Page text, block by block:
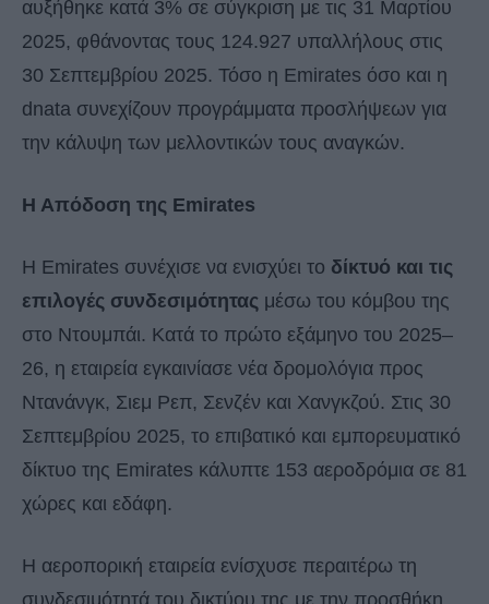
αυξήθηκε κατά 3% σε σύγκριση με τις 31 Μαρτίου
2025, φθάνοντας τους 124.927 υπαλλήλους στις
30 Σεπτεμβρίου 2025. Τόσο η Emirates όσο και η
dnata συνεχίζουν προγράμματα προσλήψεων για
την κάλυψη των μελλοντικών τους αναγκών.
Η Απόδοση της Emirates
Η Emirates συνέχισε να ενισχύει το δίκτυό και τις
επιλογές συνδεσιμότητας μέσω του κόμβου της
στο Ντουμπάι. Κατά το πρώτο εξάμηνο του 2025–
26, η εταιρεία εγκαινίασε νέα δρομολόγια προς
Ντανάνγκ, Σιεμ Ρεπ, Σενζέν και Χανγκζού. Στις 30
Σεπτεμβρίου 2025, το επιβατικό και εμπορευματικό
δίκτυο της Emirates κάλυπτε 153 αεροδρόμια σε 81
χώρες και εδάφη.
Η αεροπορική εταιρεία ενίσχυσε περαιτέρω τη